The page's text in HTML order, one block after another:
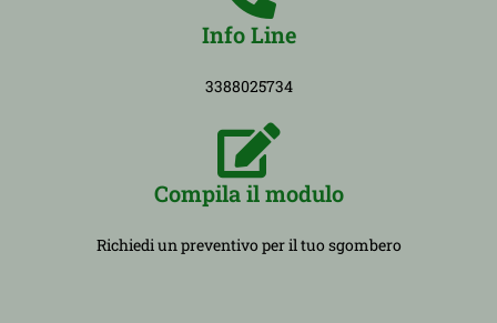
Info Line
3388025734
Compila il modulo
Richiedi un preventivo per il tuo sgombero